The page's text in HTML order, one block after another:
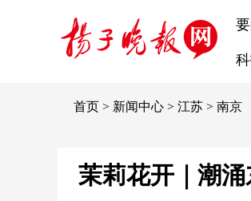
首页 > 新闻中心 > 江苏 > 南京
茉莉花开｜潮